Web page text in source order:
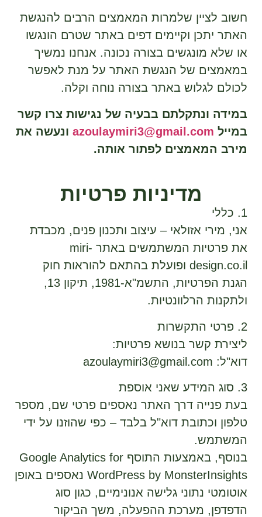
חשוב לציין שלמרות המאמצים הרבים להנגשת
האתר יתכן וקיימים דפים באתר שטרם הונגשו
או שלא מונגשים בצורה נכונה. אנחנו נמשיך
במאמצים של הנגשת האתר על מנת לאפשר
לכולם לגלוש באתר בצורה נוחה וקלה.
במידה ונתקלתם בבעיה של נגישות צרו קשר
במייל azoulaymiri3@gmail.com ונעשה את
מירב המאמצים לפתור אותה.
מדיניות פרטיות
1. כללי
אני, מירי אזולאי – עיצוב ותכנון פנים, מכבדת
את פרטיות המשתמשים באתר miri-
design.co.il ופועלת בהתאם להוראות חוק
הגנת הפרטיות, התשמ"א-1981, תיקון 13,
ולתקנות הרלוונטיות.
2. פרטי התקשרות
ליצירת קשר בנושא פרטיות:
דוא"ל: azoulaymiri3@gmail.com
3. סוג המידע שאני אוספת
בעת פנייה דרך האתר נאספים פרטי שם, מספר
טלפון וכתובת דוא"ל בלבד – כפי שהוזנו על ידי
המשתמש.
בנוסף, באמצעות התוסף Google Analytics for
WordPress by MonsterInsights נאספים באופן
אוטומטי נתוני גלישה אנונימיים, כגון סוג
הדפדפן, מערכת ההפעלה, משך הביקור